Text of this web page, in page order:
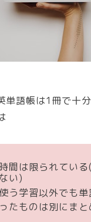
単語帳は1冊で十分
間は限られてい
い)
う学習以外でも
たものは別にま